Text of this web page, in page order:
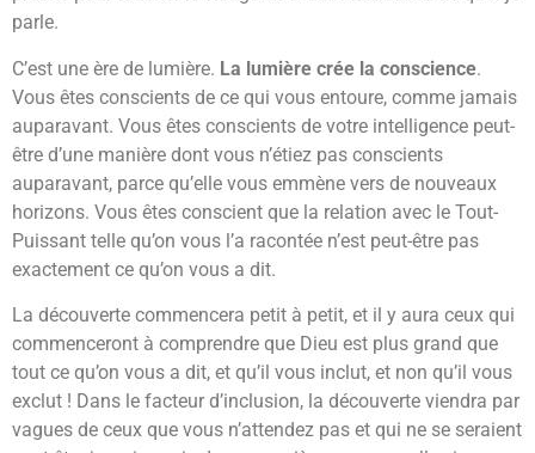
parle.
C’est une ère de lumière. La lumière crée la conscience.
Vous êtes conscients de ce qui vous entoure, comme jamais
auparavant. Vous êtes conscients de votre intelligence peut-
être d’une manière dont vous n’étiez pas conscients
auparavant, parce qu’elle vous emmène vers de nouveaux
horizons. Vous êtes conscient que la relation avec le Tout-
Puissant telle qu’on vous l’a racontée n’est peut-être pas
exactement ce qu’on vous a dit.
La découverte commencera petit à petit, et il y aura ceux qui
commenceront à comprendre que Dieu est plus grand que
tout ce qu’on vous a dit, et qu’il vous inclut, et non qu’il vous
exclut ! Dans le facteur d’inclusion, la découverte viendra par
vagues de ceux que vous n’attendez pas et qui ne se seraient